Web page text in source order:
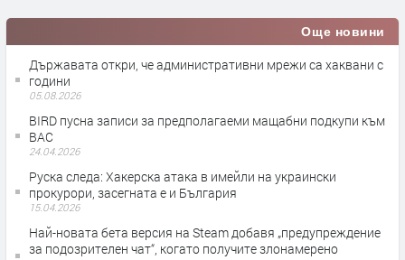
Още новини
Държавата откри, че административни мрежи са хаквани с
години
05.08.2026
BIRD пусна записи за предполагаеми мащабни подкупи към
ВАС
24.04.2026
Руска следа: Хакерска атака в имейли на украински
прокурори, засегната е и България
15.04.2026
Най-новата бета версия на Steam добавя „предупреждение
за подозрителен чат“, когато получите злонамерено